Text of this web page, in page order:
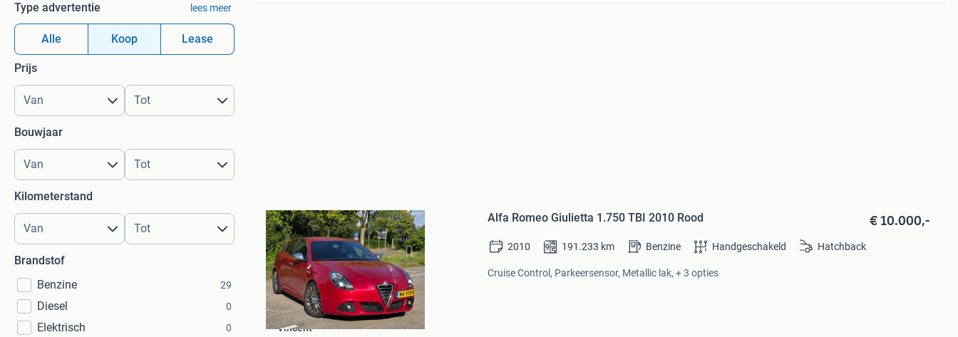
Type advertentie lees meer
Alle Koop Lease
Prijs
Bouwjaar
Kilometerstand
Brandstof
Benzine
29
Diesel 0
Elektrisch 0
Mijn
Favorieten
Alfa Romeo Giulietta 1.750 TBI 2010 Rood € 10.000,-
2010 191.233 km Benzine Handgeschakeld Hatchback
Cruise Control, Parkeersensor, Metallic lak, + 3 opties
Vincent